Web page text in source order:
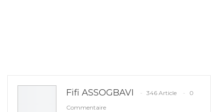
Fifi ASSOGBAVI 346 Article
0
Commentaire